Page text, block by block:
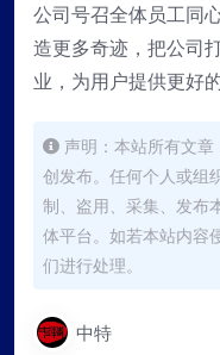
公司号召全体员工同
造更多奇迹，把公司
业，为用户提供更好
声明：本站所有文
创发布。任何个人或组
制、盗用、采集、发布
体平台。如若本站内容
们进行处理。
中特